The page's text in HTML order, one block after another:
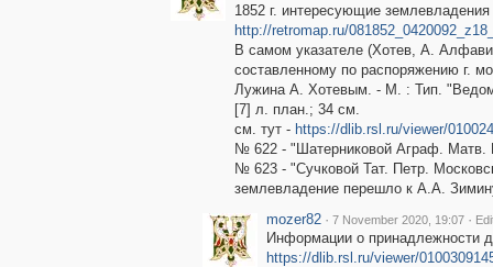
1852 г. интересующие
http://retromap.ru/
В самом указателе (Хотев, А.
составленному по распоряжению г.
Лужина А. Хотевым. - М. : Тип.
[7] л. план.; 34 см.
см. тут - https://dlib.rsl.ru/viewer/
№ 622 - "Шатерниковой Аграф. Матв.
№ 623 - "Сучковой Тат. Петр.
землевладение перешло к А.А.
mozer82 · 7 November 2020, 19:07 ·
Информации о принадлежности
https://dlib.rsl.ru/viewer/